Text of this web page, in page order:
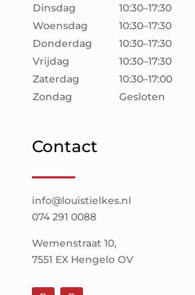
Dinsdag
10:30–17:30
Woensdag
10:30–17:30
Donderdag
10:30–17:30
Vrijdag
10:30–17:30
Zaterdag
10:30–17:00
Zondag
Gesloten
Contact
info@louistielkes.nl
074 291 0088
Wemenstraat 10,
7551 EX Hengelo OV